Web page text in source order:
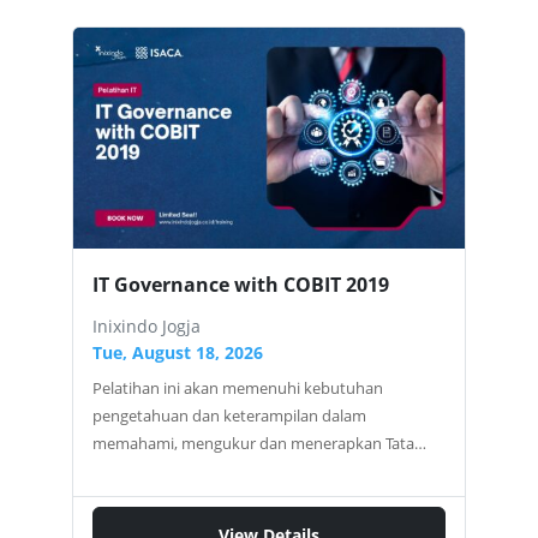
Terarah, dan Siap Eksekusi Nyata? Ikuti pelatihan
3 hari yang akan membekali Anda untuk menjadi
seorang CIO modern, pengambil keputusan
strategis yang mampu menjembatani kebutuhan
bisnis dan teknologi. Pelatihan ini untuk Anda
yang berperan sebagai: CIO yang ingin lebih
strategis IT Manager yang siap naik ke level
direksi CEO atau Business Owner yang ingin
menyusun roadmap digital Head of…
IT Governance with COBIT 2019
Inixindo Jogja
Tue, August 18, 2026
Pelatihan ini akan memenuhi kebutuhan
pengetahuan dan keterampilan dalam
memahami, mengukur dan menerapkan Tata
Framework COBIT 2019 dalam berbagai topik
bahasan Tata Kelola TI dan Managemen TI seperti